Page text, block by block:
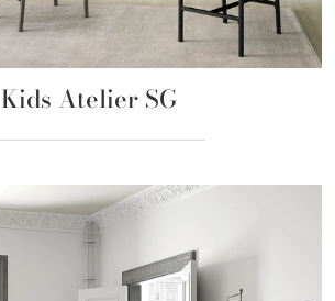
Kids Atelier SG